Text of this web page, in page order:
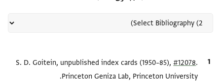
الاقتباس المرجعيS. D. Goitein, unpublished index cards (1950–85),#12078
Princeton Geniza Lab, Princeton University.